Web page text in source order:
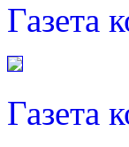
Газета
Газета